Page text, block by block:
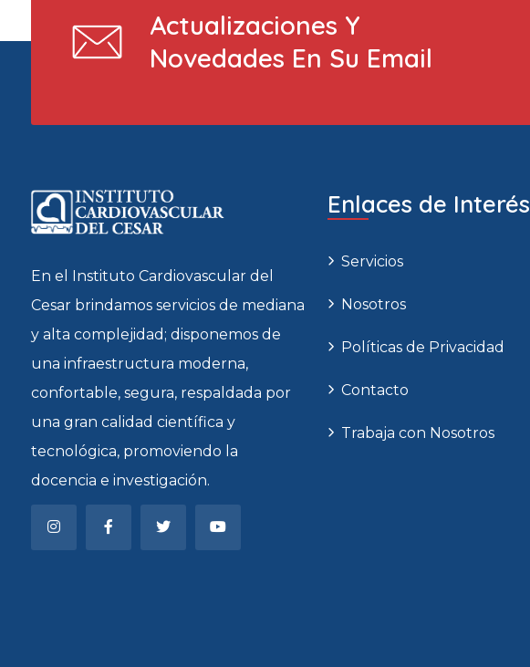
Actualizaciones Y
Novedades En Su Email
En el Instituto Cardiovascular del
Cesar brindamos servicios de mediana
y alta complejidad; disponemos de
una infraestructura moderna,
confortable, segura, respaldada por
una gran calidad científica y
tecnológica, promoviendo la
docencia e investigación.
Enlaces de Interés
Servicios
Nosotros
Políticas de Privacidad
Contacto
Trabaja con Nosotros